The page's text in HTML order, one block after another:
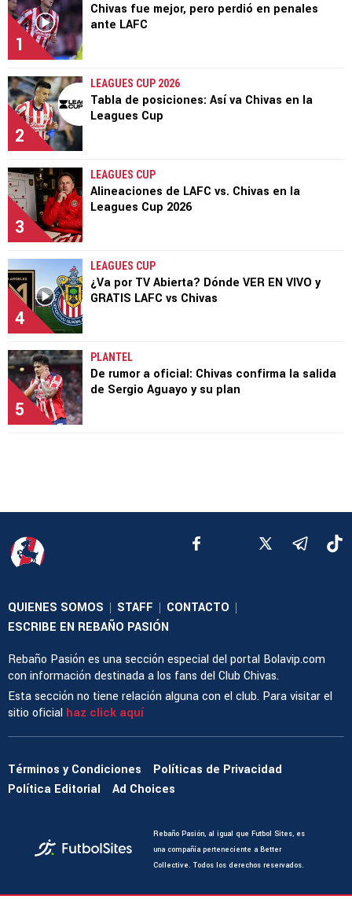
1
Chivas fue mejor, pero perdió en penales
ante LAFC
2
LEAGUES CUP 2026
Tabla de posiciones: Así va Chivas en la
Leagues Cup
3
LEAGUES CUP
Alineaciones de LAFC vs. Chivas en la
Leagues Cup 2026
4
LEAGUES CUP
¿Va por TV Abierta? Dónde VER EN VIVO y
GRATIS LAFC vs Chivas
5
PLANTEL
De rumor a oficial: Chivas confirma la salida
de Sergio Aguayo y su plan
QUIENES SOMOS | STAFF | CONTACTO |
ESCRIBE EN REBAÑO PASIÓN
Rebaño Pasión es una sección especial del portal Bolavip.com
con información destinada a los fans del Club Chivas.
Esta sección no tiene relación alguna con el club. Para visitar el
sitio oficial haz click aquí
Términos y Condiciones
Políticas de Privacidad
Política Editorial
Ad Choices
Rebaño Pasión, al igual que Futbol Sites, es
una compañía perteneciente a Better
Collective. Todos los derechos reservados.